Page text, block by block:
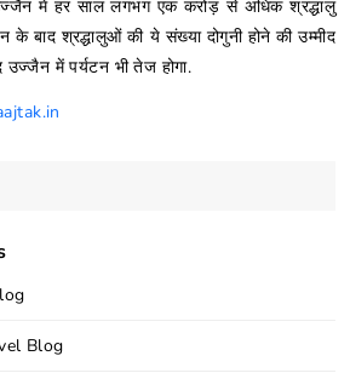
में हर साल लगभग एक करोड़ से अधिक श्रद्धालु
बाद श्रद्धालुओं की ये संख्या दोगुनी होने की उम्मीद
में पर्यटन भी तेज होगा.
Blog